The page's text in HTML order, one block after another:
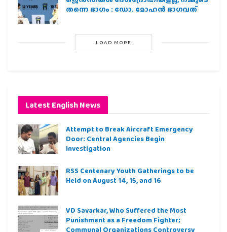
തന്നെ ഭാഗം : ഡോ. മോഹന്‍ ഭാഗവത്
LOAD MORE
Latest English News
Attempt to Break Aircraft Emergency
Door: Central Agencies Begin
Investigation
RSS Centenary Youth Gatherings to be
Held on August 14, 15, and 16
VD Savarkar, Who Suffered the Most
Punishment as a Freedom Fighter;
Communal Organizations Controversy